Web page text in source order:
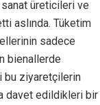
üreticileri ve
aslında. Tüketim
sadece
bienallerde
bu ziyaretçilerin
davet edildikleri bir